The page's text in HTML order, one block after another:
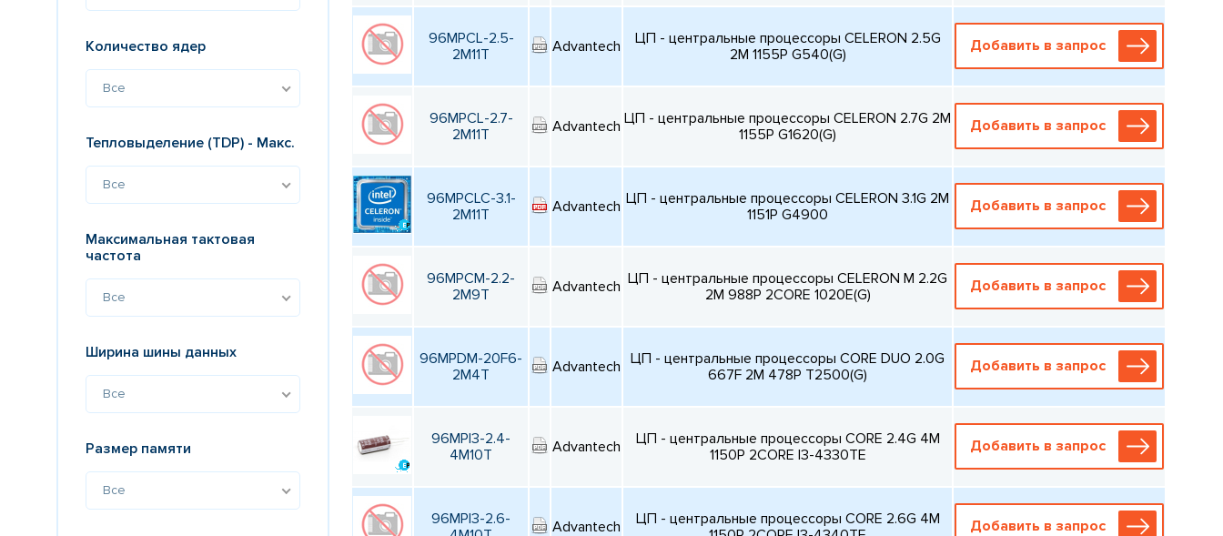
Количество ядер
Все
Тепловыделение (TDP) - Макс.
Все
Максимальная тактовая
частота
Все
Ширина шины данных
Все
Размер памяти
Все
96MPCL-2.5-
2M11T
Advantech
ЦП - центральные процессоры CELERON 2.5G
2M 1155P G540(G)
Добавить в запрос
96MPCL-2.7-
2M11T
Advantech ЦП - центральные процессоры CELERON 2.7G 2M
1155P G1620(G)
Добавить в запрос
96MPCLC-3.1-
2M11T
Advantech ЦП - центральные процессоры CELERON 3.1G 2M
1151P G4900
Добавить в запрос
96MPCM-2.2-
2M9T
Advantech ЦП - центральные процессоры CELERON M 2.2G
2M 988P 2CORE 1020E(G)
Добавить в запрос
96MPDM-20F6-
2M4T
Advantech ЦП - центральные процессоры CORE DUO 2.0G
667F 2M 478P T2500(G)
Добавить в запрос
96MPI3-2.4-
4M10T
Advantech
ЦП - центральные процессоры CORE 2.4G 4M
1150P 2CORE I3-4330TE
Добавить в запрос
96MPI3-2.6-
Advantech
ЦП - центральные процессоры CORE 2.6G 4M
Добавить в запрос